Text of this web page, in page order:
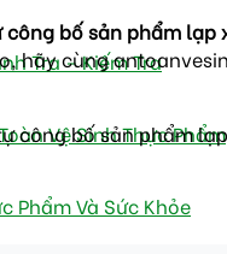
Tra – Kiếm Tra
Vệ Sinh Thực Phẩm
Phẩm Và Sức Khỏe
công bố sản phẩm lạp
hãy cùng
công bố sản phẩm